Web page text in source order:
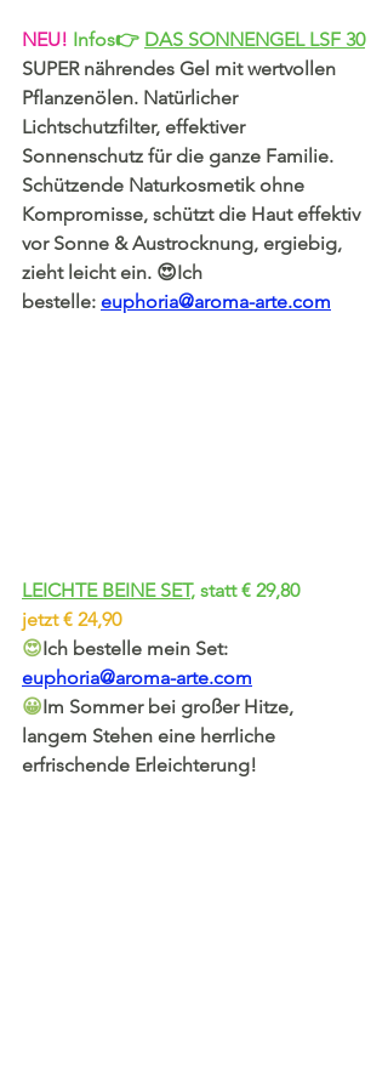
NEU! Infos👉 DAS SONNENGEL LSF 30
SUPER nährendes Gel mit wertvollen
Pflanzenölen. Natürlicher
Lichtschutzfilter, effektiver
Sonnenschutz für die ganze Familie.
Schützende Naturkosmetik ohne
Kompromisse, schützt die Haut effektiv
vor Sonne & Austrocknung, ergiebig,
zieht leicht ein. 😍Ich
bestelle: euphoria@aroma-arte.com
LEICHTE BEINE SET, statt € 29,80
jetzt € 24,90
😍Ich bestelle mein Set:
euphoria@aroma-arte.com
😀Im Sommer bei großer Hitze,
langem Stehen eine herrliche
erfrischende Erleichterung!